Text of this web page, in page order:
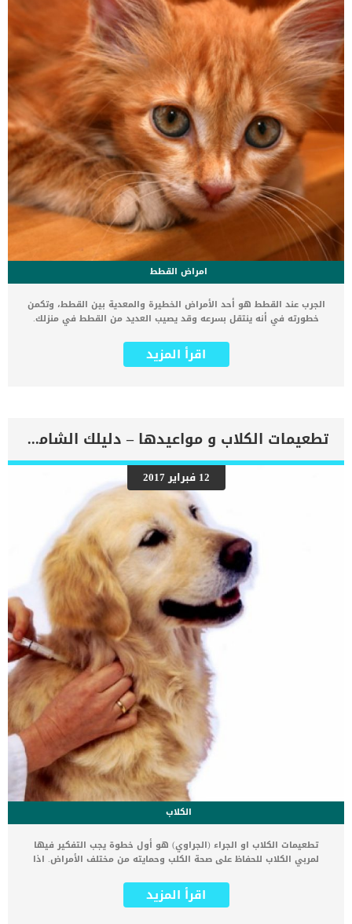
امراض القطط
الجرب عند القطط هو أحد الأمراض الخطيرة والمعدية بين القطط، وتكمن
خطورته في أنه ينتقل بسرعه وقد يصيب العديد من القطط في منزلك.
في الجلد مما يسبب مشاكل كثيرة للإنسان، وذلك لأن مرض الجرب عند
القطط معدي للإنسان. سنذكر لك في هذا المقال تعريف الجرب في
على جلد الثدييات ومن ضمنها القطط، وفي معظم الحالات لا تسبب أي
اضرابات غير طبيعية. ولكن عندما يتعرض الجهاز المناعي للإجهاد أو
المرض، أو ينتج الجسم فائضًا من الزيت أو الهرمونات، يحتمل أن تزداد
أعداد عثة Demodex، مما يؤدي إلى مشاكل في الجلد والشعر. وعندما يصبح
عدد العث التي تسكن بصيلات الشعر من القط كبيرًا، فقد يصاحب ذلك
وجود آفات جلدية، واضطرابات وراثية، ومشاكل في الجهاز المناعي،
وفقدان الشعر (الثعلبة في القطط). تتوقف شدة الأعراض على نوع العث
الذي يسكن القط. على الرغم من ندرة الجرب في القطط، فإن السلالات
السيامية والبورمية […]
اقرأ المزيد
تطعيمات الكلاب و مواعيدها – دليلك الشامل في تطعيم الكلاب
12 فبراير 2017
الكلاب
تطعيمات الكلاب او الجراء (الجراوي) هو أول خطوة يجب التفكير فيها
لمربي الكلاب للحفاظ على صحة الكلب وحمايته من مختلف الأمراض. اذا
الكلاب او الجراوي ضد الأمراض الفيروسية القاتلة حيث ان تطعيمات الكلاب
المختلفة تساعد على وقاية الكلب أو الجرو من أمراض فيروسية عديدة قد
اقرأ المزيد